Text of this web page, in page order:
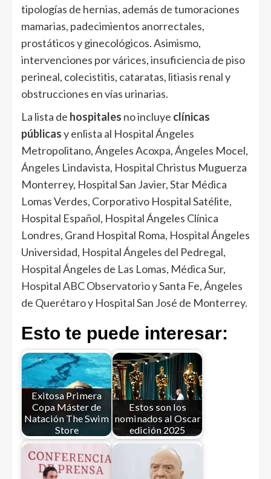
tipologías de hernias, además de tumoraciones
mamarias, padecimientos anorrectales,
prostáticos y ginecológicos. Asimismo,
intervenciones por várices, insuficiencia de piso
perineal, colecistitis, cataratas, litiasis renal y
obstrucciones en vías urinarias.
La lista de hospitales no incluye clínicas
públicasy enlista al Hospital Ángeles
Metropolitano, Ángeles Acoxpa, Ángeles Mocel,
Ángeles Lindavista, Hospital Christus Muguerza
Monterrey, Hospital San Javier, Star Médica
Lomas Verdes, Corporativo Hospital Satélite,
Hospital Español, Hospital Ángeles Clínica
Londres, Grand Hospital Roma, Hospital Ángeles
Universidad, Hospital Ángeles del Pedregal,
Hospital Ángeles de Las Lomas, Médica Sur,
Hospital ABC Observatorio y Santa Fe, Ángeles
de Querétaro y Hospital San José de Monterrey.
Esto te puede interesar:
Exitosa Primera
Copa Máster de
Natación The Swim
Store
Estos son los
nominados al Oscar
edición 2025